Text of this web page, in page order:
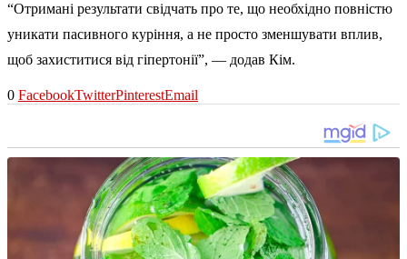
“Отримані результати свідчать про те, що необхідно повністю
уникати пасивного куріння, а не просто зменшувати вплив,
щоб захиститися від гіпертонії”, — додав Кім.
0 FacebookTwitterPinterestEmail